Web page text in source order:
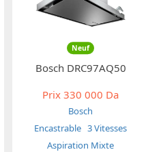
Neuf
Bosch DRC97AQ50
Prix 330 000 Da
Bosch
Encastrable 3 Vitesses
Aspiration Mixte